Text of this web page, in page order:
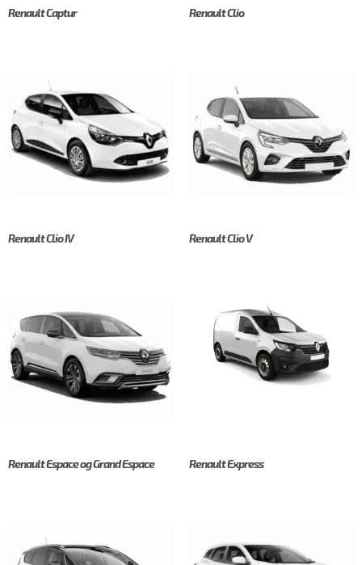
Renault Captur Renault Clio
Renault Clio IV Renault Clio V
Renault Espace og Grand Espace Renault Express